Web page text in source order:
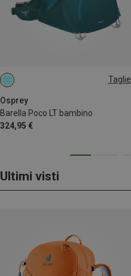
Taglie
Osprey
Barella Poco LT bambino
324,95 €
25L
Ultimi visti